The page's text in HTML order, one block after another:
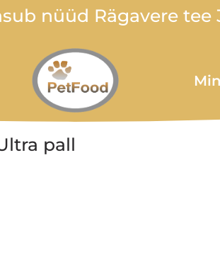
nüüd Rägavere tee
pall